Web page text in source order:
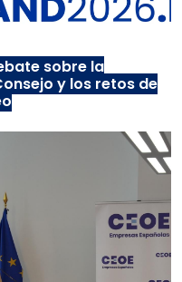
sobre la
y los retos de